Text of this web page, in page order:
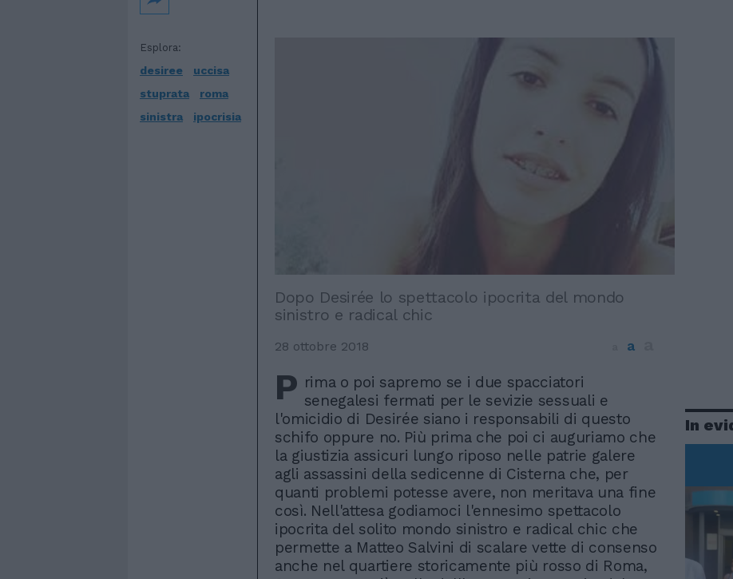
Dopo Desirée lo spettacolo ipocrita del mondo
sinistro e radical chic
Esplora:
desiree
uccisa
stuprata
roma
sinistra
ipocrisia
28 ottobre 2018 a
P rima o poi sapremo se i due spacciatori
senegalesi fermati per le sevizie sessuali e
l'omicidio di Desirée siano i responsabili di questo
schifo oppure no. Più prima che poi ci auguriamo che
la giustizia assicuri lungo riposo nelle patrie galere
agli assassini della sedicenne di Cisterna che, per
quanti problemi potesse avere, non meritava una fine
così. Nell'attesa godiamoci l'ennesimo spettacolo
ipocrita del solito mondo sinistro e radical chic che
permette a Matteo Salvini di scalare vette di consenso
anche nel quartiere storicamente più rosso di Roma,
In